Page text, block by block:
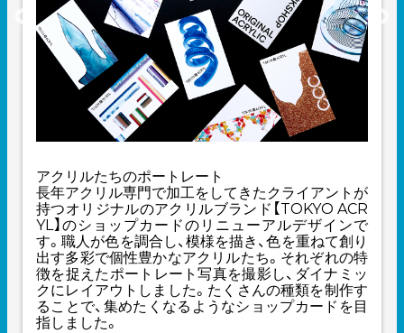
アクリルたちのポートレート
長年アクリル専門で加工をしてきたクライアントが
持つオリジナルのアクリルブランド【TOKYO ACR
YL】のショップカードのリニューアルデザインで
す。職人が色を調合し、模様を描き、色を重ねて創り
出す多彩で個性豊かなアクリルたち。それぞれの特
徴を捉えたポートレート写真を撮影し、ダイナミッ
クにレイアウトしました。たくさんの種類を制作す
ることで、集めたくなるようなショップカードを目
指しました。